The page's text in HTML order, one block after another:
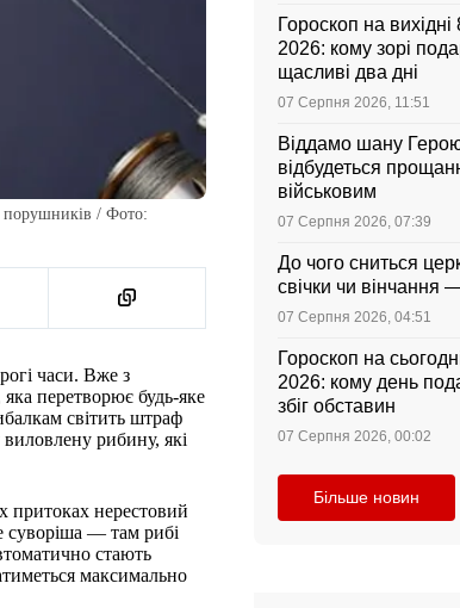
порушників / Фото:
часи. Вже з
яка перетворює будь-яке
світить штраф
рибину, які
притоках нерестовий
суворіша — там рибі
стають
максимально
Гороскоп на вихідні
2026: кому зорі
щасливі два дні
07 Серпня 2026, 11:51
Віддамо шану
відбудеться
військовим
07 Серпня 2026, 07:39
До чого сниться
свічки чи вінчання
07 Серпня 2026, 04:51
Гороскоп на
2026: кому день
збіг обставин
07 Серпня 2026, 00:02
Більше новин